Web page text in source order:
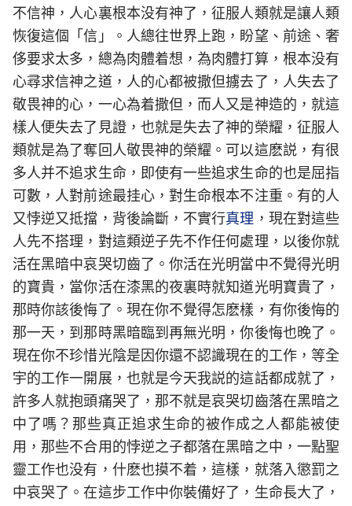
不信神，人心裏根本没有神了，征服人類就是讓人類
恢復這個「信」。人總往世界上跑，盼望、前途、奢
侈要求太多，總為肉體着想，為肉體打算，根本没有
心尋求信神之道，人的心都被撒但擄去了，人失去了
敬畏神的心，一心為着撒但，而人又是神造的，就這
樣人便失去了見證，也就是失去了神的榮耀，征服人
類就是為了奪回人敬畏神的榮耀。可以這麽説，有很
多人并不追求生命，即使有一些追求生命的也是屈指
可數，人對前途最挂心，對生命根本不注重。有的人
又悖逆又抵擋，背後論斷，不實行真理 ，現在對這些
人先不搭理，對這類逆子先不作任何處理，以後你就
活在黑暗中哀哭切齒了。你活在光明當中不覺得光明
的寶貴，當你活在漆黑的夜裏時就知道光明寶貴了，
那時你該後悔了。現在你不覺得怎麽樣，有你後悔的
那一天，到那時黑暗臨到再無光明，你後悔也晚了。
現在你不珍惜光陰是因你還不認識現在的工作，等全
宇的工作一開展，也就是今天我説的這話都成就了，
許多人就抱頭痛哭了，那不就是哀哭切齒落在黑暗之
中了嗎？那些真正追求生命的被作成之人都能被使
用，那些不合用的悖逆之子都落在黑暗之中，一點聖
靈工作也没有，什麽也摸不着，這樣，就落入懲罰之
中哀哭了。在這步工作中你裝備好了，生命長大了，